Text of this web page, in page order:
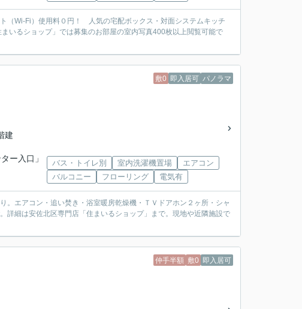
（Wi-Fi）使用料０円！ 人気の宅配ボックス・対面システムキッチ
いるショップ」では募集のお部屋の室内写真400枚以上閲覧可能で
敷0 即入居可 パノラマ
建
ー入口」
バス・トイレ別 室内洗濯機置場
エアコン
バルコニー
フローリング 電気有
。エアコン・追い焚き・浴室暖房乾燥機・ＴＶドアホン２ヶ所・シャ
詳細は安佐北区専門店「住まいるショップ」まで。現地や近隣施設で
仲手半額 敷0 即入居可